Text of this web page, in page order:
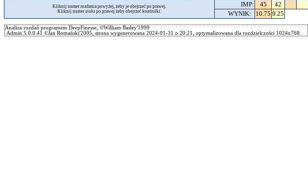
Kliknij numer rozdania powyżej, żeby je obejrzeć po prawej.
Kliknij numer stołu po prawej żeby obejrzeć kontrolki.
IMP: 45
42
WYNIK:
10.75 9.25
Analiza rozdań programem DeepFinesse, ©William Bailey'1999
Admin.5.0.0.41 ©Jan Romański'2005, strona wygenerowana 2024-01-31 o 20:21, optymalizowana dla rozdzielczości 1024x768.